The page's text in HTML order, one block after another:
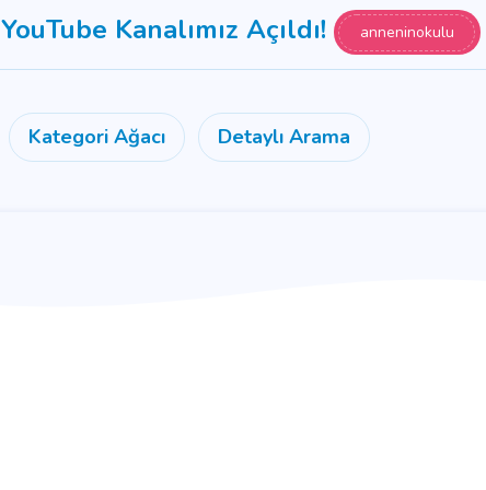
YouTube Kanalımız Açıldı! anneninokulu
Kategori Ağacı Detaylı Arama